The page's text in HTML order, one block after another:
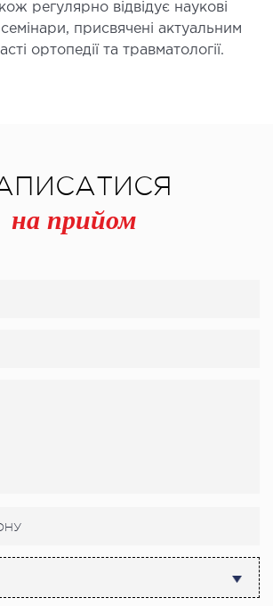
регулярно відвідує наукові
присвячені актуальним
ортопедії та травматології.
на прийом